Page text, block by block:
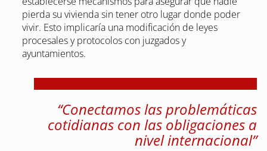
pierda su vivienda sin tener otro lugar donde poder
vivir. Esto implicaría una modificación de leyes
procesales y protocolos con juzgados y
ayuntamientos.
“Conectamos las problemáticas
cotidianas con las obligaciones a
nivel internacional”